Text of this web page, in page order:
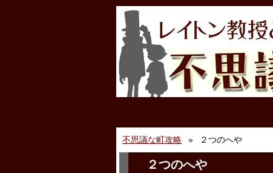
不思議な町攻略 ２つのへや
２つのへや